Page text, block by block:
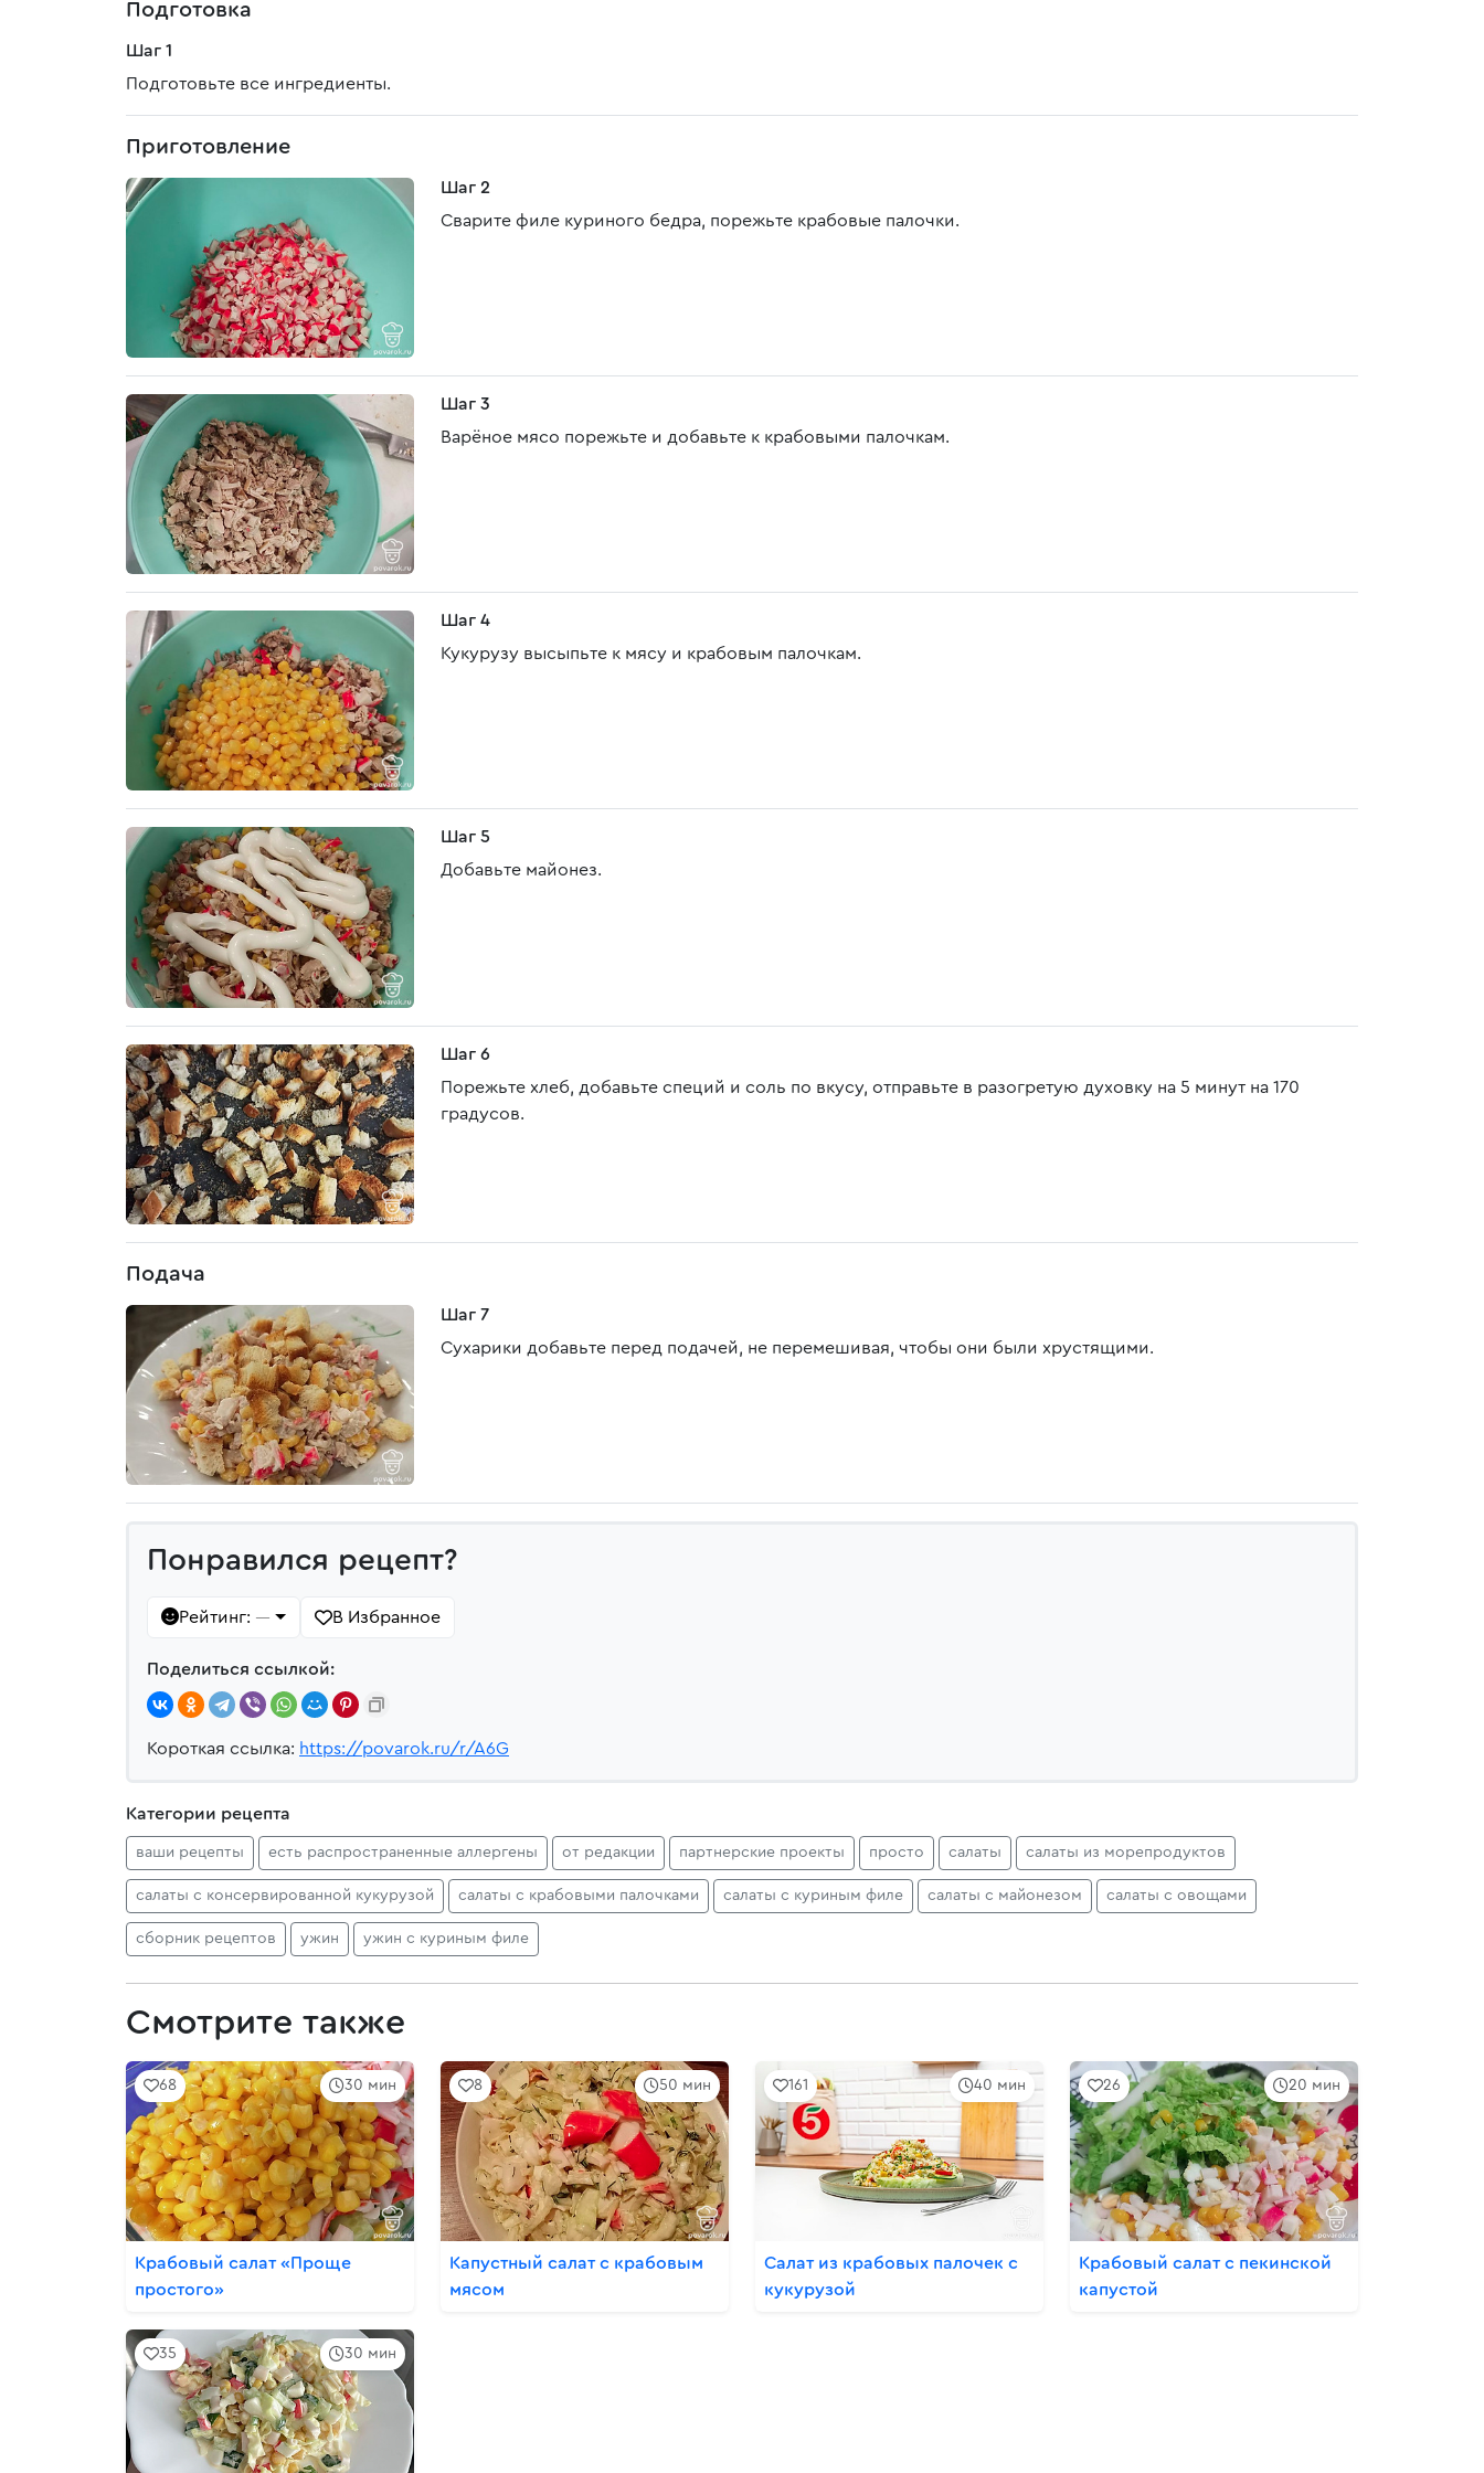
Подготовка
Шаг 1
Подготовьте все ингредиенты.
Приготовление
Шаг 2
Сварите филе куриного бедра, порежьте крабовые палочки.
Шаг 3
Варёное мясо порежьте и добавьте к крабовыми палочкам.
Шаг 4
Кукурузу высыпьте к мясу и крабовым палочкам.
Шаг 5
Добавьте майонез.
Шаг 6
Порежьте хлеб, добавьте специй и соль по вкусу, отправьте в разогретую духовку на 5 минут на 170
градусов.
Подача
Шаг 7
Сухарики добавьте перед подачей, не перемешивая, чтобы они были хрустящими.
Понравился рецепт?
Рейтинг: — В Избранное
Поделиться ссылкой:
Короткая ссылка: https://povarok.ru/r/A6G
Категории рецепта
ваши рецепты есть распространенные аллергены от редакции партнерские проекты просто салаты салаты из морепродуктов
салаты с консервированной кукурузой салаты с крабовыми палочками салаты с куриным филе салаты с майонезом салаты с овощами
сборник рецептов ужин ужин с куриным филе
Смотрите также
30 мин
68
Крабовый салат «Проще
простого»
50 мин
8
Капустный салат с крабовым
мясом
40 мин
161
Салат из крабовых палочек с
кукурузой
20 мин
26
Крабовый салат с пекинской
капустой
30 мин
35